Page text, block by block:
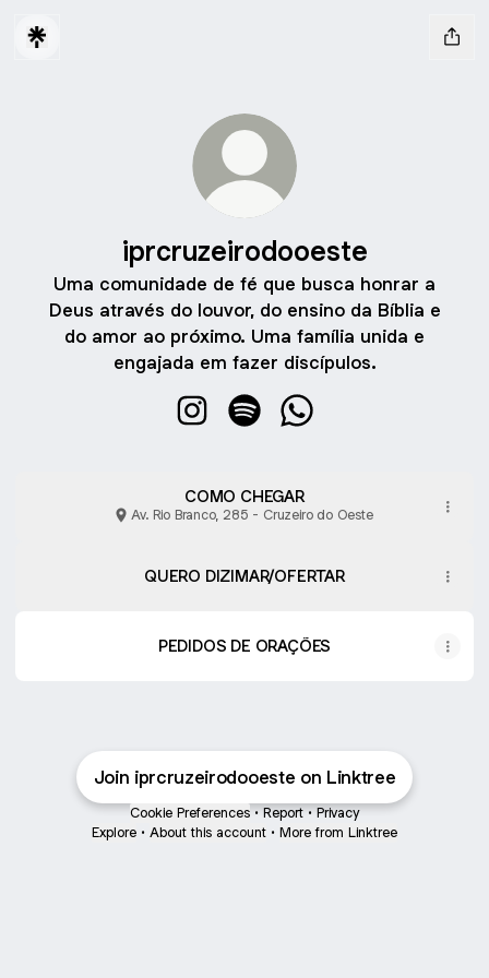
iprcruzeirodooeste
Uma comunidade de fé que busca honrar a
Deus através do louvor, do ensino da Bíblia e
do amor ao próximo. Uma família unida e
engajada em fazer discípulos.
COMO CHEGAR
Av. Rio Branco, 285 - Cruzeiro do Oeste
QUERO DIZIMAR/OFERTAR
PEDIDOS DE ORAÇÕES
Join iprcruzeirodooeste on Linktree
Cookie Preferences • Report • Privacy
Explore • About this account • More from Linktree